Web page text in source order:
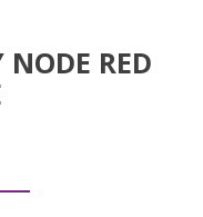
NODE RED